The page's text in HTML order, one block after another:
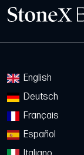
English
Deutsch
Français
Español